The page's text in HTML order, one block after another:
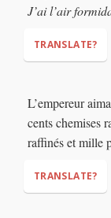
J’ai l’air
TRANSLATE?
eyebrows! Look
tremendous!”
L’empereur
cents chemises
raffinés et mille
TRANSLATE?